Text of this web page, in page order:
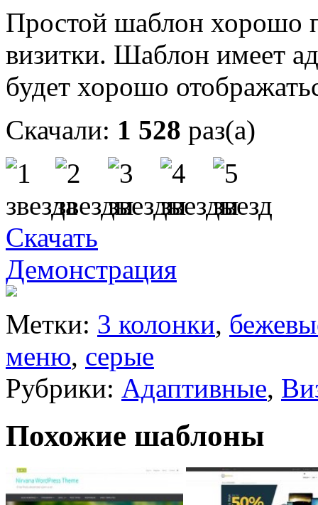
Простой шаблон хорошо
визитки. Шаблон имеет
будет хорошо
Скачали: 1 528 раз(а)
Скачать
Демонстрация
Метки: 3 колонки,
меню, серые
Рубрики: Адаптивные,
Похожие шаблоны